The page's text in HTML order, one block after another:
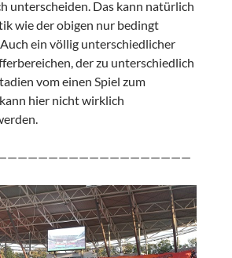
unterscheiden. Das kann natürlich
wie der obigen nur bedingt
ein völlig unterschiedlicher
der zu unterschiedlich
vom einen Spiel zum
hier nicht wirklich